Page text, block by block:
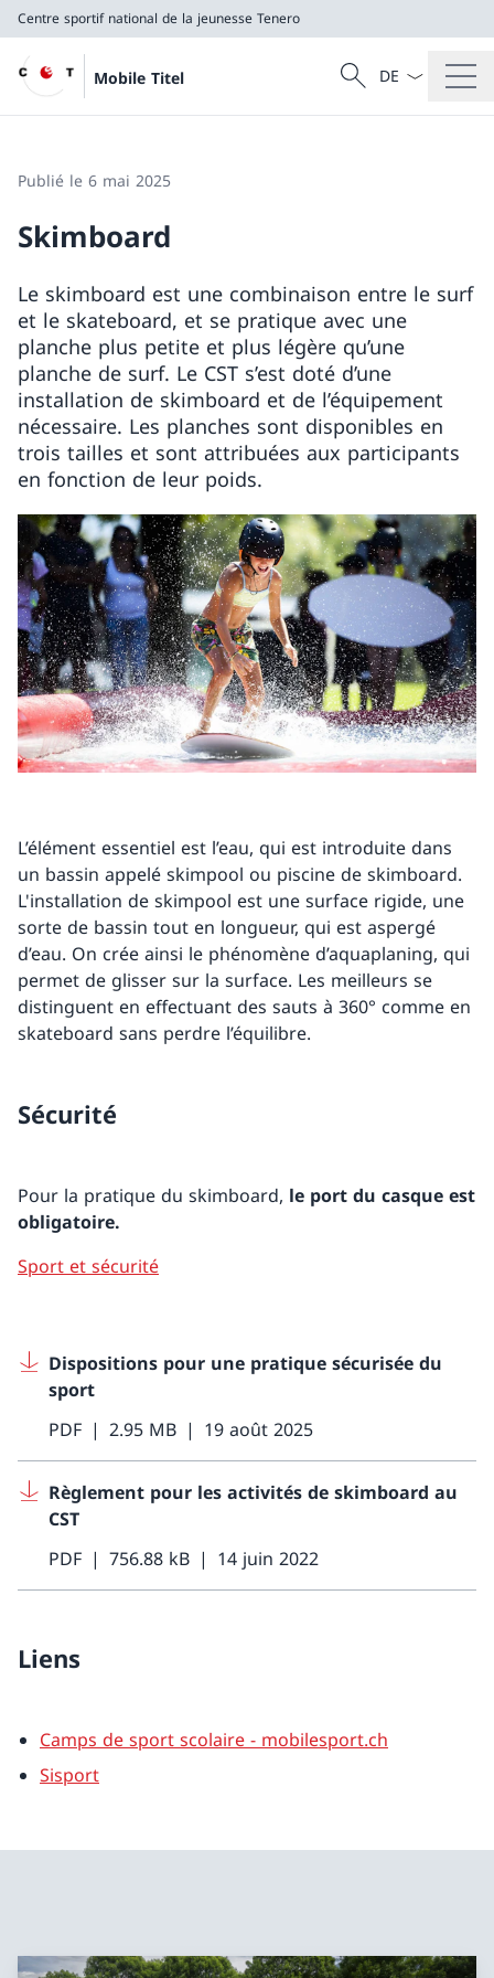
Centre sportif national de la jeunesse Tenero
Mobile Titel
Recherche
Recherche
La langue
Publié le 6 mai 2025
Skimboard
Le skimboard est une combinaison entre le surf
et le skateboard, et se pratique avec une
planche plus petite et plus légère qu’une
planche de surf. Le CST s’est doté d’une
installation de skimboard et de l’équipement
nécessaire. Les planches sont disponibles en
trois tailles et sont attribuées aux participants
en fonction de leur poids.
L’élément essentiel est l’eau, qui est introduite dans
un bassin appelé skimpool ou piscine de skimboard.
L'installation de skimpool est une surface rigide, une
sorte de bassin tout en longueur, qui est aspergé
d’eau. On crée ainsi le phénomène d’aquaplaning, qui
permet de glisser sur la surface. Les meilleurs se
distinguent en effectuant des sauts à 360° comme en
skateboard sans perdre l’équilibre.
Sécurité
Pour la pratique du skimboard, le port du casque est
obligatoire.
Sport et sécurité
Dispositions pour une pratique sécurisée du
sport
PDF
2.95 MB 19 août 2025
Règlement pour les activités de skimboard au
CST
PDF
756.88 kB 14 juin 2022
Liens
Camps de sport scolaire - mobilesport.ch
Sisport